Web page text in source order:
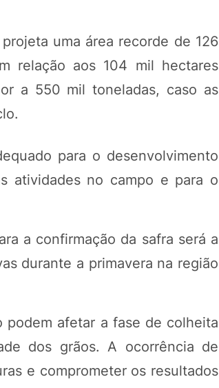
uma área recorde de 126
relação aos 104 mil hectares
a 550 mil toneladas, caso as
para o desenvolvimento
atividades no campo e para o
a confirmação da safra será a
durante a primavera na região
podem afetar a fase de colheita
dos grãos. A ocorrência de
e comprometer os resultados
POTOSÍ Fertilizante Líquido